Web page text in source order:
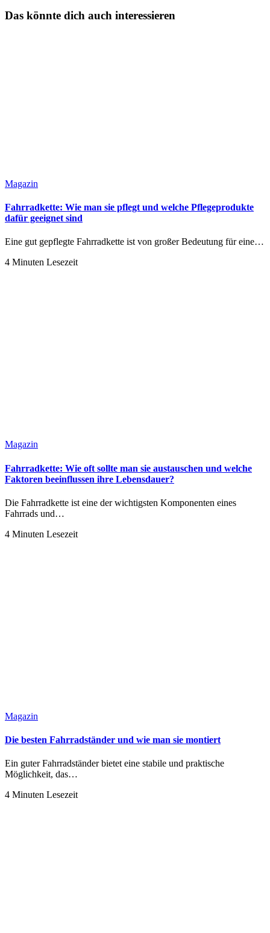
Das könnte dich auch interessieren
Magazin
Fahrradkette: Wie man sie pflegt und welche Pflegeprodukte
dafür geeignet sind
Eine gut gepflegte Fahrradkette ist von großer Bedeutung für eine…
4 Minuten Lesezeit
Magazin
Fahrradkette: Wie oft sollte man sie austauschen und welche
Faktoren beeinflussen ihre Lebensdauer?
Die Fahrradkette ist eine der wichtigsten Komponenten eines
Fahrrads und…
4 Minuten Lesezeit
Magazin
Die besten Fahrradständer und wie man sie montiert
Ein guter Fahrradständer bietet eine stabile und praktische
Möglichkeit, das…
4 Minuten Lesezeit